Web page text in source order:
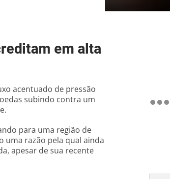
em alta
acentuado de pressão
subindo contra um
para uma região de
uma razão pela qual ainda
apesar de sua recente